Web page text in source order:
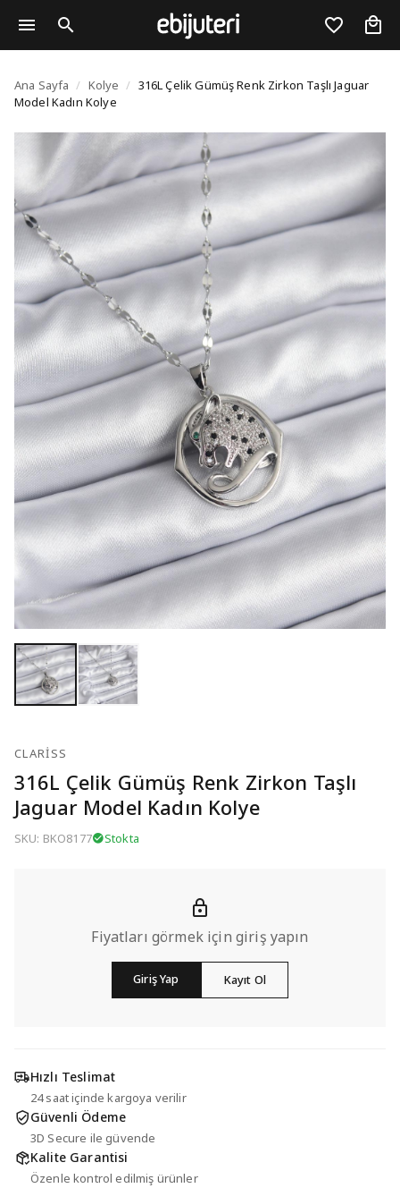
316L Çelik Gümüş
Ana Sayfa / Kolye / 316L Çelik Gümüş Renk Zirkon Taşlı Jaguar
Model Kadın Kolye
CLARISS
316L Çelik Gümüş Renk Zirkon Taşlı
Jaguar Model Kadın Kolye
SKU: BKO8177 Stokta
Fiyatları görmek için giriş yapın
Giriş Yap Kayıt Ol
Hızlı Teslimat
24 saat içinde kargoya verilir
Güvenli Ödeme
3D Secure ile güvende
Kalite Garantisi
Özenle kontrol edilmiş ürünler